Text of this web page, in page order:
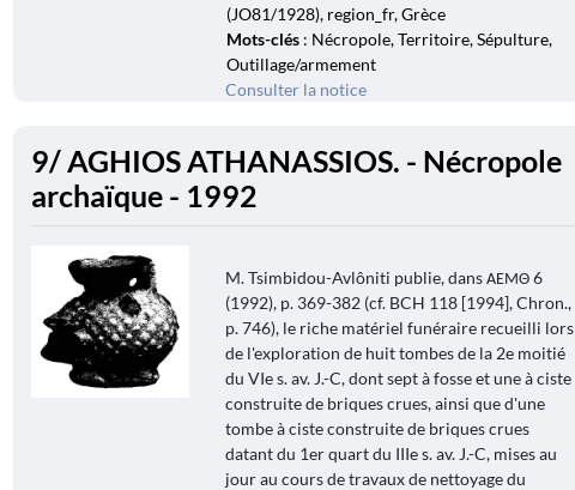
(JO81/1928), region_fr, Grèce
Mots-clés: Nécropole, Territoire, Sépulture,
Outillage/armement
Consulter la notice
9/ AGHIOS ATHANASSIOS. - Nécropole
archaïque - 1992
M. Tsimbidou-Avlôniti publie, dans ΑΕΜΘ 6
(1992), p. 369-382 (cf. BCH 118 [1994], Chron.,
p. 746), le riche matériel funéraire recueilli lors
de l'exploration de huit tombes de la 2e moitié
du VIe s. av. J.-C, dont sept à fosse et une à ciste
construite de briques crues, ainsi que d'une
tombe à ciste construite de briques crues
datant du 1er quart du IIIe s. av. J.-C, mises au
jour au cours de travaux de nettoyage du